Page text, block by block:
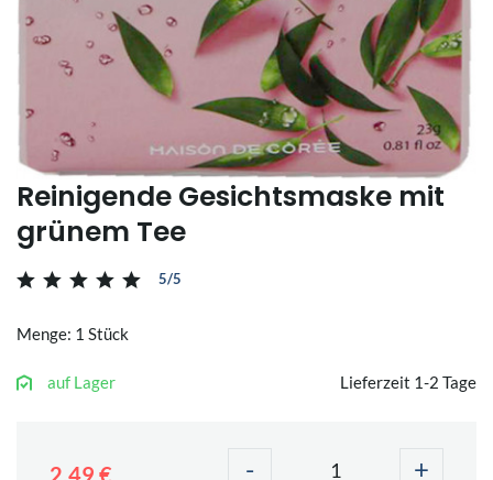
Reinigende Gesichtsmaske mit
grünem Tee
5/5
Menge: 1 Stück
auf Lager Lieferzeit 1-2 Tage
2,49 € - +